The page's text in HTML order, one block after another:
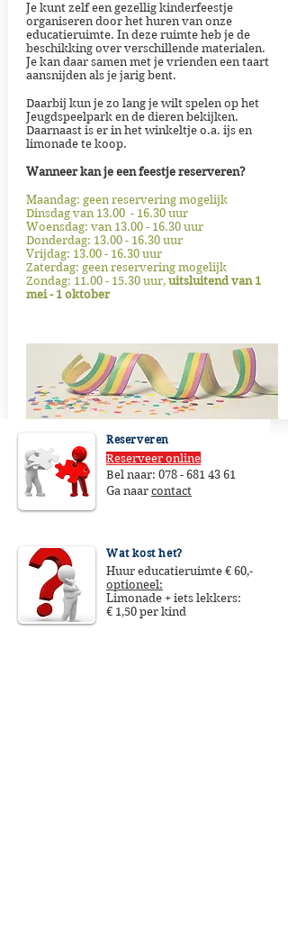
Je kunt zelf een gezellig kinderfeestje
organiseren door het huren van onze
educatieruimte. In deze ruimte heb je de
beschikking over verschillende materialen.
Je kan daar samen met je vrienden een taart
aansnijden als je jarig bent.
Daarbij kun je zo lang je wilt spelen op het
Jeugdspeelpark en de dieren bekijken.
Daarnaast is er in het winkeltje o.a. ijs en
limonade te koop.
Wanneer kan je een feestje reserveren?
Maandag: geen reservering mogelijk
Dinsdag van 13.00 - 16.30 uur
Woensdag: van 13.00 - 16.30uur
Donderdag: 13.00 - 16.30uur
Vrijdag: 13.00 - 16.30uur
Zaterdag: geen reservering mogelijk
Zondag: 11.00 - 15.30uur,uitsluitend van 1
mei - 1 oktober
Reserveren
Reserveer online
Bel naar: 078 - 681 43 61
Ga naar contact
Wat kost het?
Huur educatieruimte € 60,-
optioneel:
Limonade + iets lekkers:
€ 1,50 per kind